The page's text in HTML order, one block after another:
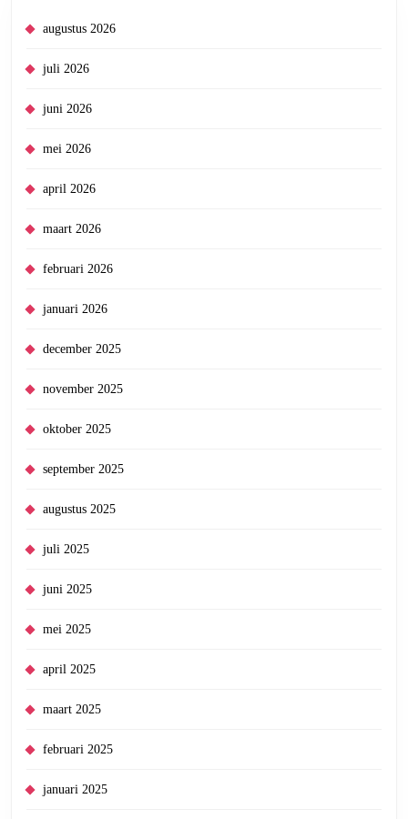
augustus 2026
juli 2026
juni 2026
mei 2026
april 2026
maart 2026
februari 2026
januari 2026
december 2025
november 2025
oktober 2025
september 2025
augustus 2025
juli 2025
juni 2025
mei 2025
april 2025
maart 2025
februari 2025
januari 2025